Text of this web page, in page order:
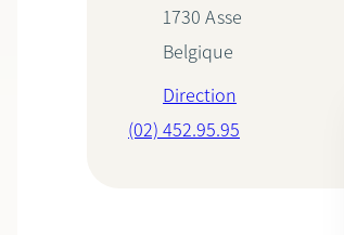
1730 Asse
Belgique
Direction
(02) 452.95.95